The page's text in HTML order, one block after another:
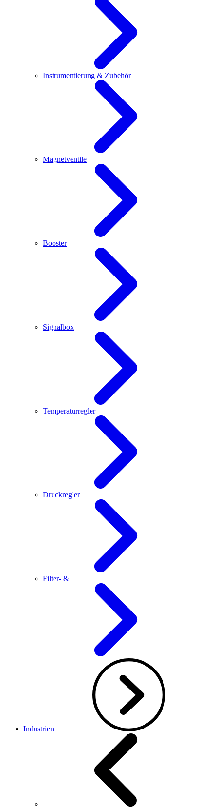
Instrumentierung & Zubehör
Magnetventile
Booster
Signalbox
Temperaturregler
Druckregler
Filter- &
Industrien